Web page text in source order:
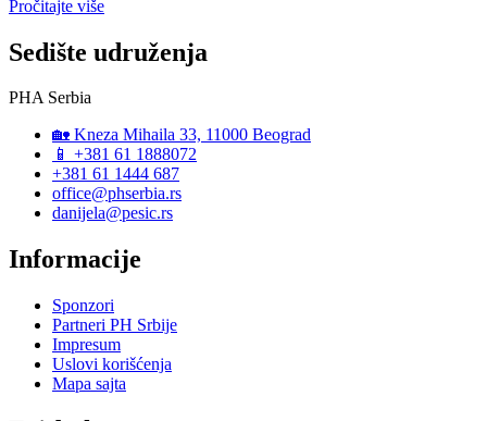
Pročitajte više
Sedište udruženja
PHA Serbia
🏡 Kneza Mihaila 33, 11000 Beograd
📱 +381 61 1888072
+381 61 1444 687
office@phserbia.rs
danijela@pesic.rs
Informacije
Sponzori
Partneri PH Srbije
Impresum
Uslovi korišćenja
Mapa sajta